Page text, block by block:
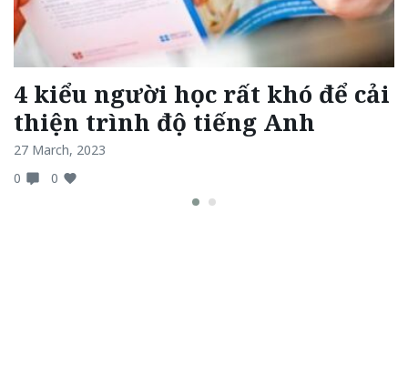
4 kiểu người học rất khó để cải
thiện trình độ tiếng Anh
27 March, 2023
0
0